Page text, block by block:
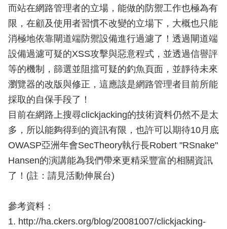
而站在網路管理者的立場，能做的防禦工作也極為有
限，在顧及使用者習慣不改變的立場下，大概也只能
消極地依靠閘道端防禦設備進行過濾了！透過閘道端
設備過濾可疑的XSS攻擊與惡意程式，並透過信譽評
等的機制，篩選並阻擋可疑的釣魚頁面，並靜待未來
瀏覽器的改版與修正，這應該是網路管理者目前所能
採取的自保手段了！
目前在網路上搜尋clickjacking的技術資料仍然不是太
多，所以能夠得到的資訊有限，也許可以期待10月底
OWASP亞洲年會SecTheory執行長Robert "RSnake"
Hansen的演講能為我們帶來更精采豐富的相關資訊
了！(註：請見活動伸展台)
參考資料：
1. http://ha.ckers.org/blog/20081007/clickjacking-